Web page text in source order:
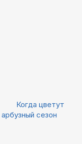
Когда цветут
сезон